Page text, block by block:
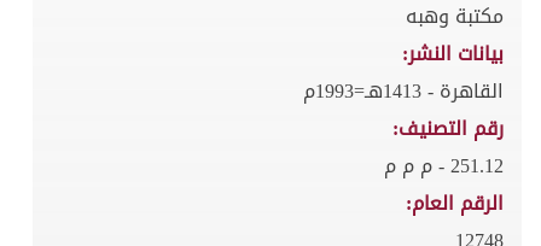
مكتبة وهبه
بيانات النشر:
القاهرة - 1413هـ=1993م
رقم التصنيف:
251.12 - م م م
الرقم العام: